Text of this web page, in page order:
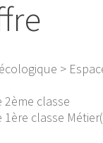
>
classe
classe